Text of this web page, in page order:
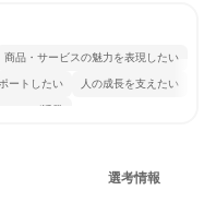
商品・サービスの魅力を表現したい
ートしたい 人の成長を支えたい
ョンが活発
選考情報